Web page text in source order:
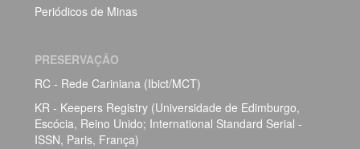
Periódicos de Minas
PRESERVAÇÃO
RC - Rede Cariniana (Ibict/MCT)
KR - Keepers Registry (Universidade de Edimburgo,
Escócia, Reino Unido; International Standard Serial -
ISSN, Paris, França)